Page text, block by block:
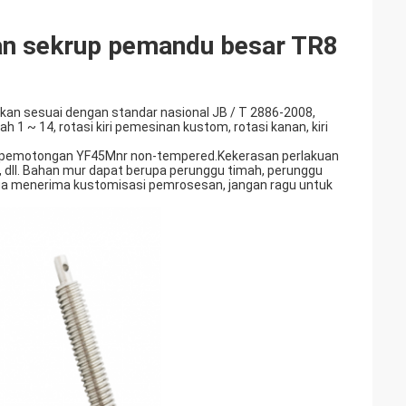
sekrup pemandu besar TR8
sesuai dengan standar nasional JB / T 2886-2008,
1 ~ 14, rotasi kiri pemesinan kustom, rotasi kanan, kiri
YF45Mnr non-tempered.Kekerasan perlakuan
Bahan mur dapat berupa perunggu timah, perunggu
menerima kustomisasi pemrosesan, jangan ragu untuk